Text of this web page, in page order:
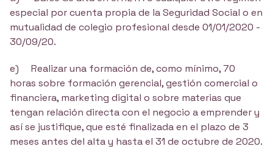
especial por cuenta propia de la Seguridad Social o en
mutualidad de colegio profesional desde 01/01/2020 -
30/09/20.
e) Realizar una formación de, como mínimo, 70
horas sobre formación gerencial, ges­tión comercial o
financiera, marketing digital o sobre materias que
tengan relación directa con el negocio a emprender y
así se justifique, que esté finalizada en el plazo de 3
meses antes del alta y hasta el 31 de octubre de 2020.